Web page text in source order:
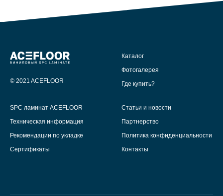
© 2021 ACEFLOOR
Каталог
Фотогалерея
Где купить?
SPC ламинат ACEFLOOR
Техническая информация
Рекомендации по укладке
Сертификаты
Статьи и новости
Партнерство
Политика конфиденциальности
Контакты